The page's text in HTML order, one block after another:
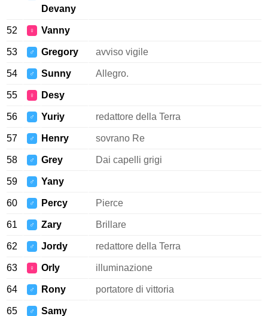
Devany
52 ♀ Vanny
53 ♂ Gregory avviso vigile
54 ♂ Sunny Allegro.
55 ♀ Desy
56 ♂ Yuriy redattore della Terra
57 ♂ Henry sovrano Re
58 ♂ Grey Dai capelli grigi
59 ♂ Yany
60 ♂ Percy Pierce
61 ♂ Zary Brillare
62 ♂ Jordy redattore della Terra
63 ♀ Orly illuminazione
64 ♂ Rony portatore di vittoria
65 ♂ Samy